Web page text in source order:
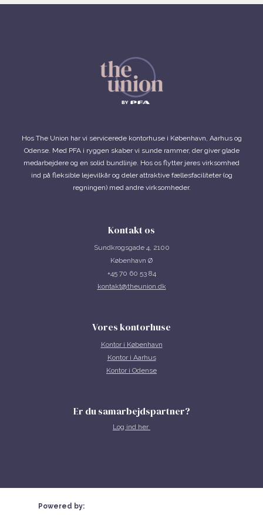
Hos The Union har vi servicerede kontorhuse i København, Aarhus og
Odense. Med PFA i ryggen skaber vi sunde rammer, der giver glade
medarbejdere og en solid bundlinje. Hos os flytter jeres virksomhed
ind på fleksible lejevilkår og deler attraktive fællesfaciliteter (og
regningen) med andre virksomheder.
Kontakt os
Sundkrogsgade 4, 2100
København Ø
+45 70 60 53 84
kontakt@theunion.dk
Vores kontorhuse
Kontor i København
Kontor i Aarhus
Kontor i Odense
Er du samarbejdspartner?
Log ind her
Powered by: